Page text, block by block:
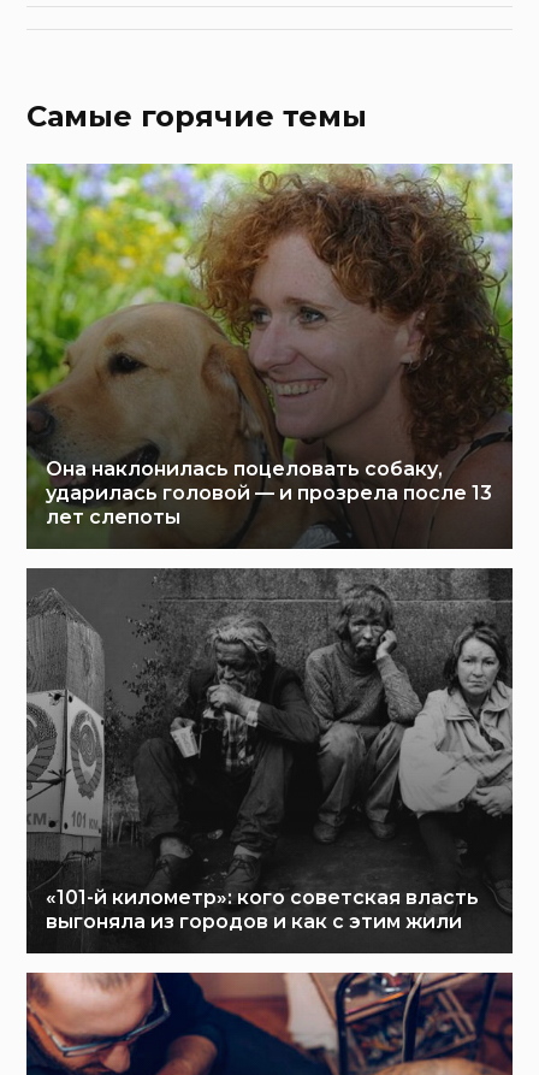
Самые горячие темы
Она наклонилась поцеловать собаку,
ударилась головой — и прозрела после 13
лет слепоты
«101-й километр»: кого советская власть
выгоняла из городов и как с этим жили